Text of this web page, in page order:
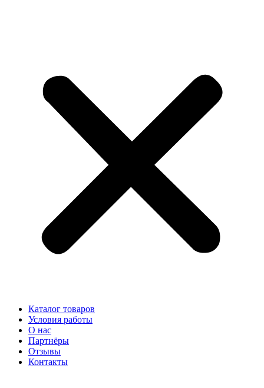
Каталог товаров
Условия работы
О нас
Партнёры
Отзывы
Контакты